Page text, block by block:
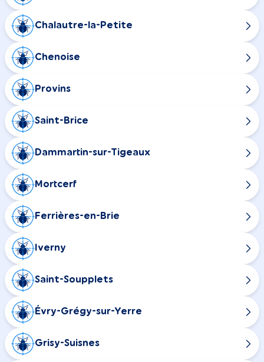
Chalautre-la-Petite
Chenoise
Provins
Saint-Brice
Dammartin-sur-Tigeaux
Mortcerf
Ferrières-en-Brie
Iverny
Saint-Soupplets
Évry-Grégy-sur-Yerre
Grisy-Suisnes